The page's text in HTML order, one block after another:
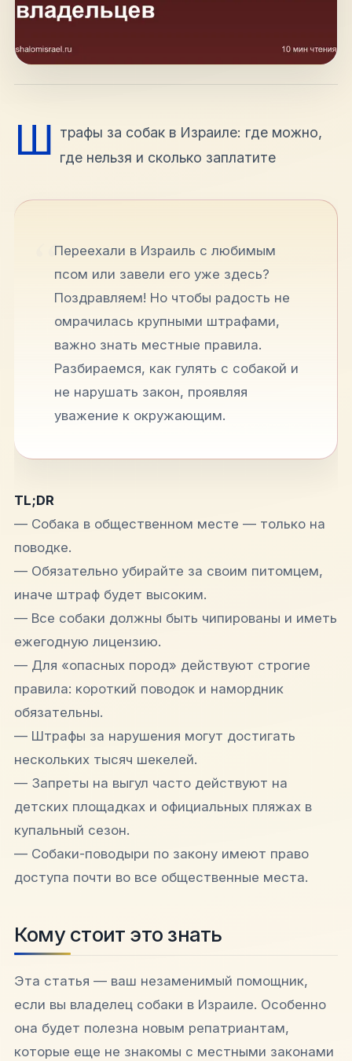
hello@shalomisrael.ru
Ш трафы за собак в Израиле: где можно,
где нельзя и сколько заплатите
Переехали в Израиль с любимым
псом или завели его уже здесь?
Поздравляем! Но чтобы радость не
омрачилась крупными штрафами,
важно знать местные правила.
Разбираемся, как гулять с собакой и
не нарушать закон, проявляя
уважение к окружающим.
TL;DR
— Собака в общественном месте — только на
поводке.
— Обязательно убирайте за своим питомцем,
иначе штраф будет высоким.
— Все собаки должны быть чипированы и иметь
ежегодную лицензию.
— Для «опасных пород» действуют строгие
правила: короткий поводок и намордник
обязательны.
— Штрафы за нарушения могут достигать
нескольких тысяч шекелей.
— Запреты на выгул часто действуют на
детских площадках и официальных пляжах в
купальный сезон.
— Собаки-поводыри по закону имеют право
доступа почти во все общественные места.
Кому стоит это знать
Эта статья — ваш незаменимый помощник,
если вы владелец собаки в Израиле. Особенно
она будет полезна новым репатриантам,
которые еще не знакомы с местными законами